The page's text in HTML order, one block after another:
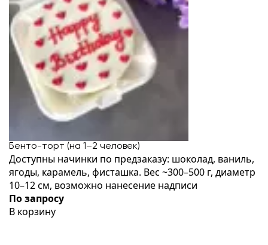
Бенто-торт (на 1–2 человек)
Доступны начинки по предзаказу: шоколад, ваниль,
ягоды, карамель, фисташка. Вес ~300–500 г, диаметр
10–12 см, возможно нанесение надписи
По запросу
В корзину